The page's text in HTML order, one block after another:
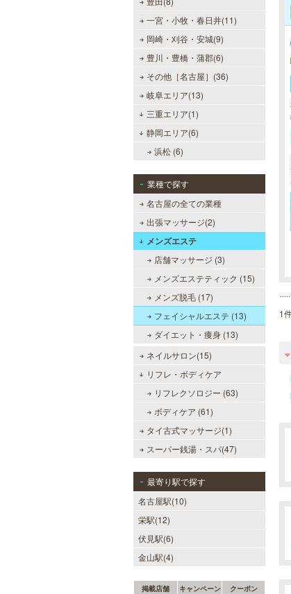
一宮・小牧・春日井(11)
岡崎・刈谷・安城(9)
豊川・豊橋・蒲郡(6)
その他［名古屋］(36)
岐阜エリア(13)
三重エリア(1)
静岡エリア(6)
浜松 (6)
業種で探す
名古屋の全ての業種
出張マッサージ(2)
メンズエステ
店舗マッサージ (3)
メンズエステティック (15)
メンズ脱毛 (17)
フェイシャルエステ (13)
ダイエット・痩身 (13)
ネイルサロン(15)
リフレ・ボディケア
リフレクソロジー (63)
ボディケア (61)
タイ古式マッサージ(1)
スーパー銭湯・スパ(47)
最寄り駅で探す
名古屋駅(10)
栄駅(12)
伏見駅(6)
金山駅(4)
掲載店舗 キャンペーン クーポン
1